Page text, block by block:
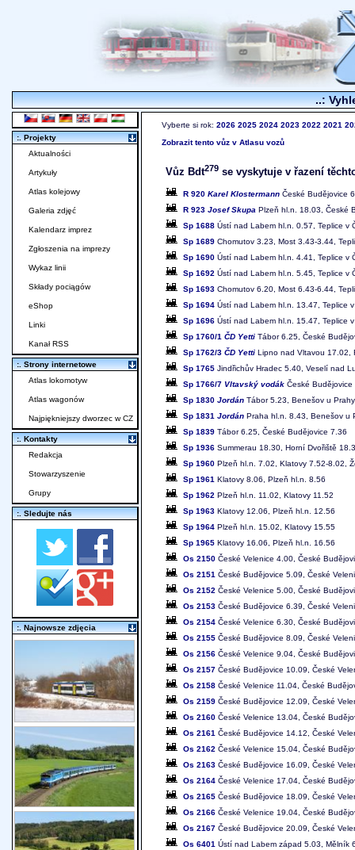
..:
Vyberte si rok: 2026 2025 2024 2023 2022 2021
Zobrazit tento vůz v Atlasu vozů
Vůz Bdt279 se vyskytuje v řazení
R 920 Karel Klostermann České Budějovice
R 923 Josef Skupa Plzeň hl.n. 18.03, České
Sp 1688 Ústí nad Labem hl.n. 0.57, Teplice v
Sp 1689 Chomutov 3.23, Most 3.43-3.44,
Sp 1690 Ústí nad Labem hl.n. 4.41, Teplice v
Sp 1692 Ústí nad Labem hl.n. 5.45, Teplice v
Sp 1693 Chomutov 6.20, Most 6.43-6.44,
Sp 1694 Ústí nad Labem hl.n. 13.47, Teplice
Sp 1696 Ústí nad Labem hl.n. 15.47, Teplice
Sp 1760/1 ČD Yetti Tábor 6.25, České
Sp 1762/3 ČD Yetti Lipno nad Vltavou 17.02,
Sp 1765 Jindřichův Hradec 5.40, Veselí nad
Sp 1766/7 Vltavský vodák České
Sp 1830 Jordán Tábor 5.23, Benešov u
Sp 1831 Jordán Praha hl.n. 8.43, Benešov u
Sp 1839 Tábor 6.25, České Budějovice 7.36
Sp 1936 Summerau 18.30, Horní Dvořiště
Sp 1960 Plzeň hl.n. 7.02, Klatovy 7.52-8.02,
Sp 1961 Klatovy 8.06, Plzeň hl.n. 8.56
Sp 1962 Plzeň hl.n. 11.02, Klatovy 11.52
Sp 1963 Klatovy 12.06, Plzeň hl.n. 12.56
Sp 1964 Plzeň hl.n. 15.02, Klatovy 15.55
Sp 1965 Klatovy 16.06, Plzeň hl.n. 16.56
Os 2150 České Velenice 4.00, České
Os 2151 České Budějovice 5.09, České
Os 2152 České Velenice 5.00, České
Os 2153 České Budějovice 6.39, České
Os 2154 České Velenice 6.30, České
Os 2155 České Budějovice 8.09, České
Os 2156 České Velenice 9.04, České
Os 2157 České Budějovice 10.09, České
Os 2158 České Velenice 11.04, České
Os 2159 České Budějovice 12.09, České
Os 2160 České Velenice 13.04, České
Os 2161 České Budějovice 14.12, České
Os 2162 České Velenice 15.04, České
Os 2163 České Budějovice 16.09, České
Os 2164 České Velenice 17.04, České
Os 2165 České Budějovice 18.09, České
Os 2166 České Velenice 19.04, České
Os 2167 České Budějovice 20.09, České
Os 6401 Ústí nad Labem západ 5.03, Mělník
:. Projekty
Aktualności
Artykuły
Atlas kolejowy
Galeria zdjęć
Kalendarz imprez
Zgłoszenia na imprezy
Wykaz linii
Składy pociągów
eShop
Linki
Kanał RSS
:. Strony internetowe
Atlas lokomotyw
Atlas wagonów
Najpiękniejszy dworzec w CZ
:. Kontakty
Redakcja
Stowarzyszenie
Grupy
:. Sledujte nás
:. Najnowsze zdjęcia